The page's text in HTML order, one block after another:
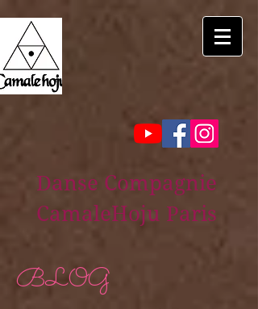
Danse Compagnie
CamaleHoju Paris
BLOG